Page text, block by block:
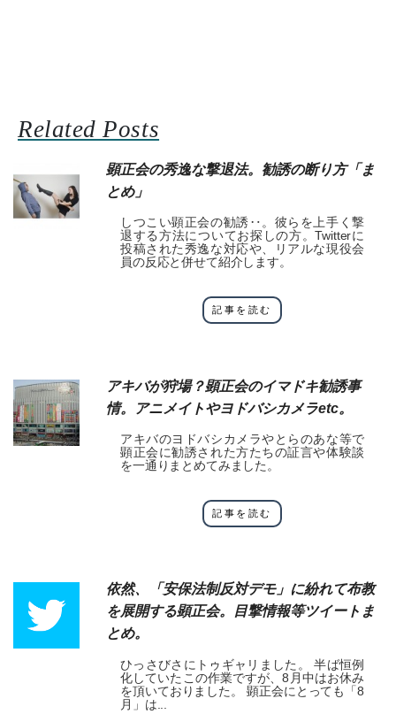
Related Posts
顕正会の秀逸な撃退法。勧誘の断り方「ま
とめ」
しつこい顕正会の勧誘‥。彼らを上手く撃
退する方法についてお探しの方。Twitterに
投稿された秀逸な対応や、リアルな現役会
員の反応と併せて紹介します。
記事を読む
アキバが狩場？顕正会のイマドキ勧誘事
情。アニメイトやヨドバシカメラetc。
アキバのヨドバシカメラやとらのあな等で
顕正会に勧誘された方たちの証言や体験談
を一通りまとめてみました。
記事を読む
依然、「安保法制反対デモ」に紛れて布教
を展開する顕正会。目撃情報等ツイートま
とめ。
ひっさびさにトゥギャリました。 半ば恒例
化していたこの作業ですが、8月中はお休み
を頂いておりました。 顕正会にとっても「8
月」は...